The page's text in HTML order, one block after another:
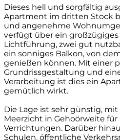
Dieses hell und sorgfältig
Apartment im dritten Stock
und angenehme
verfügt über ein
Lichtführung, zwei gut
ein sonniges Balkon, von
genießen können. Mit einer
Grundrissgestaltung und
Verarbeitung ist dies ein
gemütlich wirkt.
Die Lage ist sehr günstig,
Meerzicht in Gehoörweite
Verrichtungen. Darüber
Schulen, öffentliche